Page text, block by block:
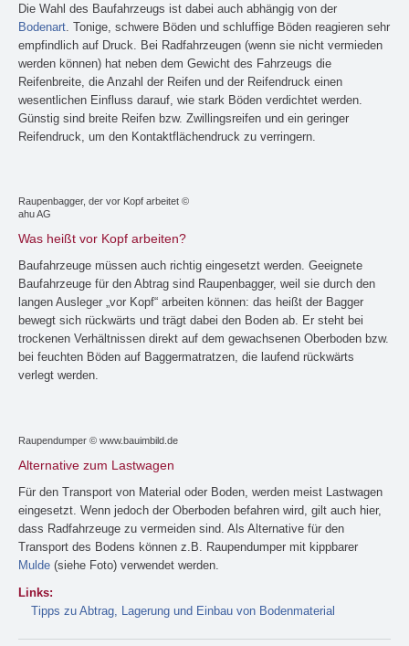
Die Wahl des Baufahrzeugs ist dabei auch abhängig von der
Bodenart . Tonige, schwere Böden und schluffige Böden reagieren sehr
empfindlich auf Druck. Bei Radfahrzeugen (wenn sie nicht vermieden
werden können) hat neben dem Gewicht des Fahrzeugs die
Reifenbreite, die Anzahl der Reifen und der Reifendruck einen
wesentlichen Einfluss darauf, wie stark Böden verdichtet werden.
Günstig sind breite Reifen bzw. Zwillingsreifen und ein geringer
Reifendruck, um den Kontaktflächendruck zu verringern.
Raupenbagger, der vor Kopf arbeitet ©
ahu AG
Was heißt vor Kopf arbeiten?
Baufahrzeuge müssen auch richtig eingesetzt werden. Geeignete
Baufahrzeuge für den Abtrag sind Raupenbagger, weil sie durch den
langen Ausleger „vor Kopf“ arbeiten können: das heißt der Bagger
bewegt sich rückwärts und trägt dabei den Boden ab. Er steht bei
trockenen Verhältnissen direkt auf dem gewachsenen Oberboden bzw.
bei feuchten Böden auf Baggermatratzen, die laufend rückwärts
verlegt werden.
Raupendumper © www.bauimbild.de
Alternative zum Lastwagen
Für den Transport von Material oder Boden, werden meist Lastwagen
eingesetzt. Wenn jedoch der Oberboden befahren wird, gilt auch hier,
dass Radfahrzeuge zu vermeiden sind. Als Alternative für den
Transport des Bodens können z.B. Raupendumper mit kippbarer
Mulde (siehe Foto) verwendet werden.
Links:
Tipps zu Abtrag, Lagerung und Einbau von Bodenmaterial